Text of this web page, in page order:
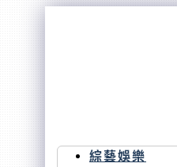
綜藝娛樂